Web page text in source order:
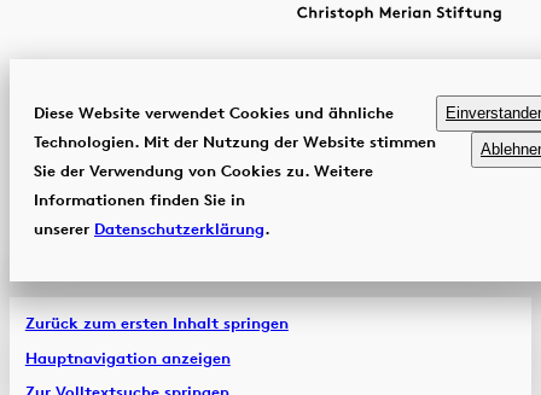
Diese Website verwendet Cookies und ähnliche
Technologien. Mit der Nutzung der Website stimmen
Sie der Verwendung von Cookies zu. Weitere
Informationen finden Sie in
unserer Datenschutzerklärung.
Zurück zum ersten Inhalt springen
Hauptnavigation anzeigen